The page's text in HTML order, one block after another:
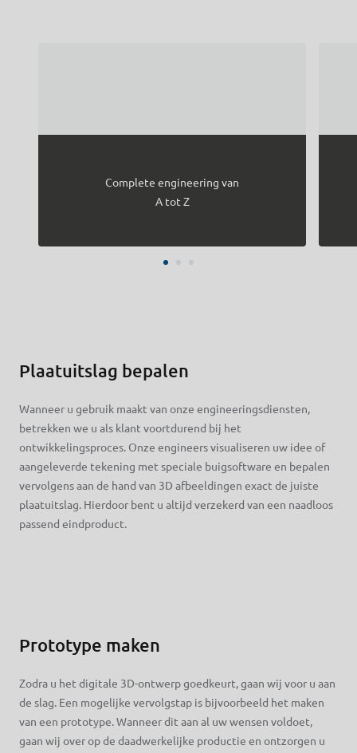
Complete engineering van
A tot Z
Plaatuitslag bepalen
Wanneer u gebruik maakt van onze engineeringsdiensten,
betrekken we u als klant voortdurend bij het
ontwikkelingsproces. Onze engineers visualiseren uw idee of
aangeleverde tekening met speciale buigsoftware en bepalen
vervolgens aan de hand van 3D afbeeldingen exact de juiste
plaatuitslag. Hierdoor bent u altijd verzekerd van een naadloos
passend eindproduct.
Prototype maken
Zodra u het digitale 3D-ontwerp goedkeurt, gaan wij voor u aan
de slag. Een mogelijke vervolgstap is bijvoorbeeld het maken
van een prototype. Wanneer dit aan al uw wensen voldoet,
gaan wij over op de daadwerkelijke productie en ontzorgen u